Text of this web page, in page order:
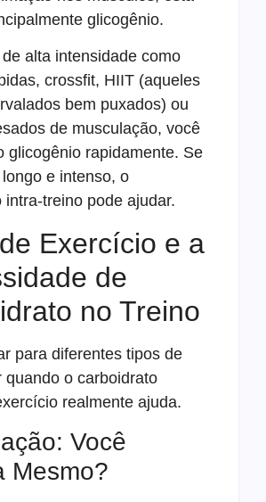
glicogênio.
alta intensidade como
crossfit, HIIT (aqueles
bem puxados) ou
de musculação, você
glicogênio rapidamente. Se
e intenso, o
intra-treino pode ajudar.
Exercício e a
de
no Treino
para diferentes tipos de
quando o carboidrato
realmente ajuda.
Você
Mesmo?